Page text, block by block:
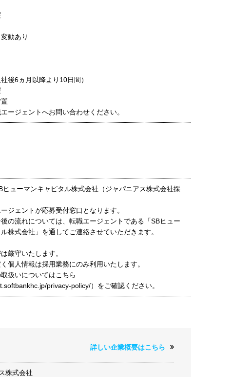
動あり
後6ヵ月以降より10日間）
ージェントへお問い合わせください。
ヒューマンキャピタル株式会社（ジャパニアス株式会社採
ジェントが応募受付窓口となります。
の流れについては、転職エージェントである「SBヒュー
株式会社」を通してご連絡させていただきます。
厳守いたします。
個人情報は採用業務にのみ利用いたします。
扱いについてはこちら
privacy-policy/）をご確認ください。
詳しい企業概要はこちら
株式会社